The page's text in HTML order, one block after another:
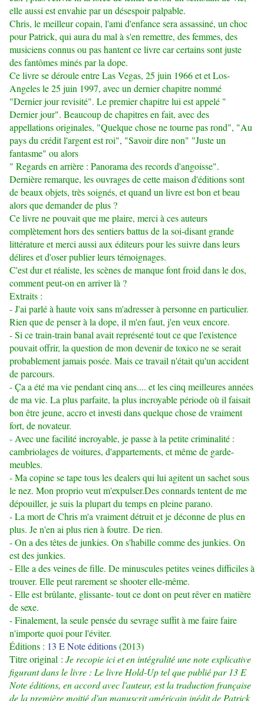
elle aussi est envahie par un désespoir palpable.
Chris, le meilleur copain, l'ami d'enfance sera assassiné, un choc
pour Patrick, qui aura du mal à s'en remettre, des femmes, des
musiciens connus ou pas hantent ce livre car certains sont juste
des fantômes minés par la dope.
Ce livre se déroule entre Las Vegas, 25 juin 1966 et et Los-
Angeles le 25 juin 1997, avec un dernier chapitre nommé
"Dernier jour revisité". Le premier chapitre lui est appelé "
Dernier jour". Beaucoup de chapitres en fait, avec des
appellations originales, "Quelque chose ne tourne pas rond", "Au
pays du crédit l'argent est roi", "Savoir dire non" "Juste un
fantasme" ou alors
" Regards en arrière : Panorama des records d'angoisse".
Dernière remarque, les ouvrages de cette maison d'éditions sont
de beaux objets, très soignés, et quand un livre est bon et beau
alors que demander de plus ?
Ce livre ne pouvait que me plaire, merci à ces auteurs
complètement hors des sentiers battus de la soi-disant grande
littérature et merci aussi aux éditeurs pour les suivre dans leurs
délires et d'oser publier leurs témoignages.
C'est dur et réaliste, les scènes de manque font froid dans le dos,
comment peut-on en arriver là ?
Extraits :
- J'ai parlé à haute voix sans m'adresser à personne en particulier.
Rien que de penser à la dope, il m'en faut, j'en veux encore.
- Si ce train-train banal avait représenté tout ce que l'existence
pouvait offrir, la question de mon devenir de toxico ne se serait
probablement jamais posée. Mais ce travail n'était qu'un accident
de parcours.
- Ça a été ma vie pendant cinq ans.... et les cinq meilleures années
de ma vie. La plus parfaite, la plus incroyable période où il faisait
bon être jeune, accro et investi dans quelque chose de vraiment
fort, de novateur.
- Avec une facilité incroyable, je passe à la petite criminalité :
cambriolages de voitures, d'appartements, et même de garde-
meubles.
- Ma copine se tape tous les dealers qui lui agitent un sachet sous
le nez. Mon proprio veut m'expulser.Des connards tentent de me
dépouiller, je suis la plupart du temps en pleine parano.
- La mort de Chris m'a vraiment détruit et je déconne de plus en
plus. Je n'en ai plus rien à foutre. De rien.
- On a des têtes de junkies. On s'habille comme des junkies. On
est des junkies.
- Elle a des veines de fille. De minuscules petites veines difficiles à
trouver. Elle peut rarement se shooter elle-même.
- Elle est brûlante, glissante- tout ce dont on peut rêver en matière
de sexe.
- Finalement, la seule pensée du sevrage suffit à me faire faire
n'importe quoi pour l'éviter.
Éditions : 13 E Note éditions(2013)
Titre original : Je recopie ici et en intégralité une note explicative
figurant dans le livre : Le livre Hold-Up tel que publié par 13 E
Note éditions, en accord avec l'auteur, est la traduction française
de la première moitié d'un manuscrit américain inédit de Patrick